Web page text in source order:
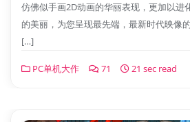
仿佛似手画2D动画的华丽表现，更加以进
的美丽，为您呈现最先端，最新时代映像
[…]
PC单机大作 71 21 sec read